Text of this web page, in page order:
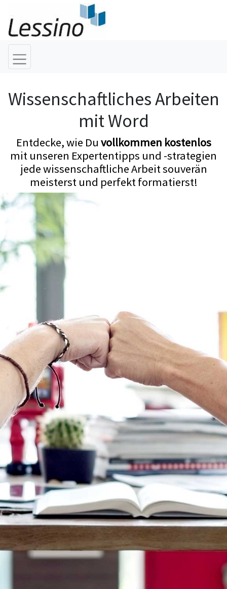
Wissenschaftliches Arbeiten
mit Word
Entdecke, wie Du vollkommen kostenlos
mit unseren Expertentipps und -strategien
jede wissenschaftliche Arbeit souverän
meisterst und perfekt formatierst!